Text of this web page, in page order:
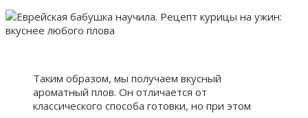
Таким образом, мы получаем вкусный
ароматный плов. Он отличается от
классического способа готовки, но при этом